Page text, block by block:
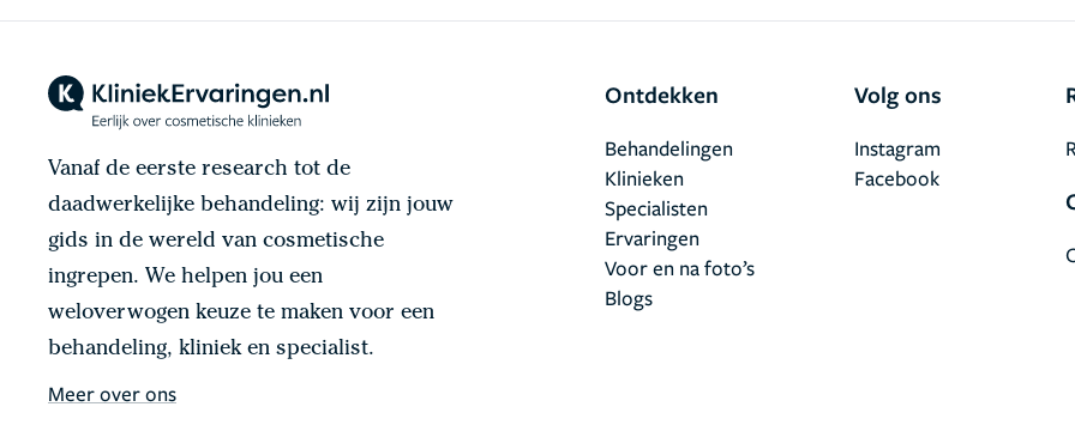
Vanaf de eerste research tot de
daadwerkelijke behandeling: wij zijn jouw
gids in de wereld van cosmetische
ingrepen. We helpen jou een
weloverwogen keuze te maken voor een
behandeling, kliniek en specialist.
Meer over ons
Ontdekken
Behandelingen
Klinieken
Specialisten
Ervaringen
Voor en na foto’s
Blogs
Volg ons
Facebook
Instagram